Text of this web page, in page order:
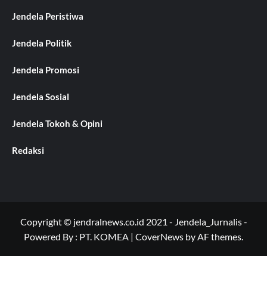
Jendela Peristiwa
Jendela Politik
Jendela Promosi
Jendela Sosial
Jendela Tokoh & Opini
Redaksi
Copyright © jendralnews.co.id 2021 - Jendela_Jurnalis -
Powered By : PT. KOMEA | CoverNews by AF themes.